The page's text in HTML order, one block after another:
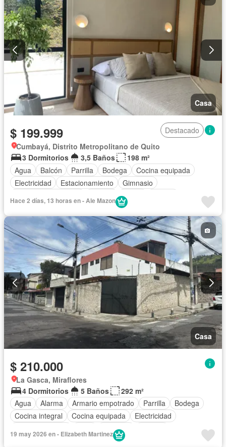
Casa
$ 199.999
Destacado
Cumbayá, Distrito Metropolitano de Quito
3 Dormitorios
3,5 Baños
198 m²
Agua
Balcón Parrilla Bodega
Cocina equipada
Electricidad
Estacionamiento
Gimnasio
Jardín
Hace 2 días, 13 horas en - Ale Mazon
Casa
$ 210.000
La Gasca, Miraflores
4 Dormitorios
5 Baños
292 m²
Agua
Alarma Armario empotrado Parrilla
Bodega
Cocina integral
Cocina equipada
Electricidad
Conserje
Parcialmente amoblado
19 may 2026 en - Elizabeth Martinez